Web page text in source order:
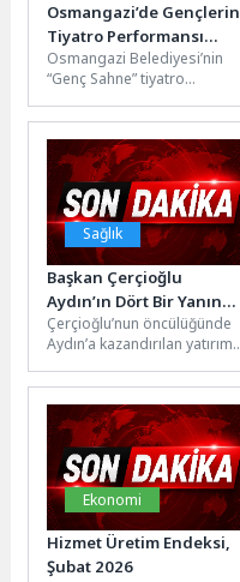
Osmangazi’de Gençlerin
Tiyatro Performansı
Damga Vurdu
Osmangazi Belediyesi’nin
“Genç Sahne” tiyatro
gençler, Greg Kotis’in “Sidikli
Kasabası” oyununu
başarıyla...
Sağlık
Başkan Çerçioğlu
Aydın’ın Dört Bir Yanında
Ağız ve Diş Sağlığı
Hizmetlerini
Vatandaşlara Ulaştırıyor
Çerçioğlu’nun öncülüğünde
Aydın’a kazandırılan yatırım
yanında vatandaşlarla
buluşmaya devam
ediyor.Aydın...
Ekonomi
Hizmet Üretim Endeksi,
Şubat 2026